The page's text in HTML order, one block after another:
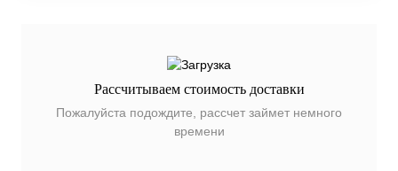
Рассчитываем стоимость доставки
Пожалуйста подождите, рассчет займет немного
времени